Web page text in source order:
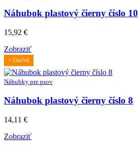
Náhubok plastový čierny číslo 10
15,92 €
Zobraziť
+ Darček
Náhubky pre psov
Náhubok plastový čierny číslo 8
14,11 €
Zobraziť